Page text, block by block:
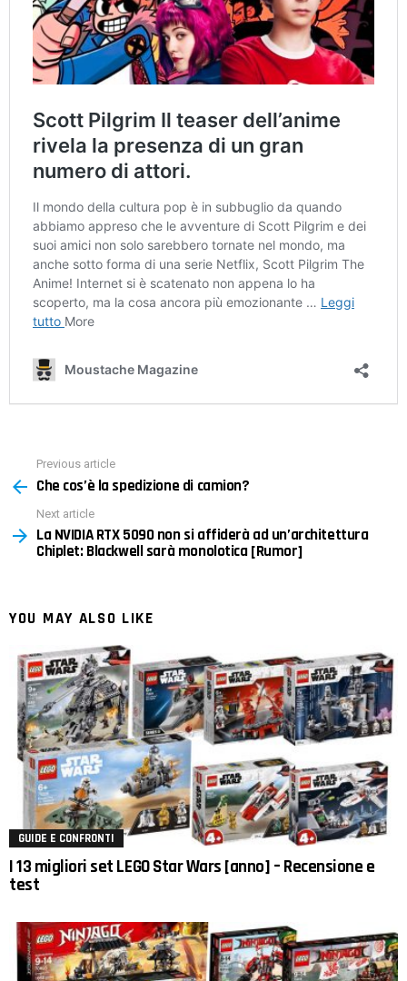
more
Previous article
Che cos’è la spedizione di camion?
Next article
La NVIDIA RTX 5090 non si affiderà ad un’architettura
Chiplet: Blackwell sarà monolotica [Rumor]
YOU MAY ALSO LIKE
GUIDE E CONFRONTI
I 13 migliori set LEGO Star Wars [anno] – Recensione e
test